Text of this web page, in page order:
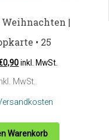
|
• 25
0,90 inkl. MwSt.
MwSt.
Warenkorb